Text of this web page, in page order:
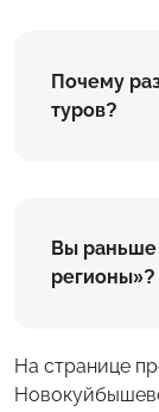
Почему
туров?
Вы
регионы»?
На странице